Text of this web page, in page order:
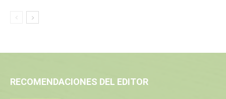
RECOMENDACIONES DEL EDITOR